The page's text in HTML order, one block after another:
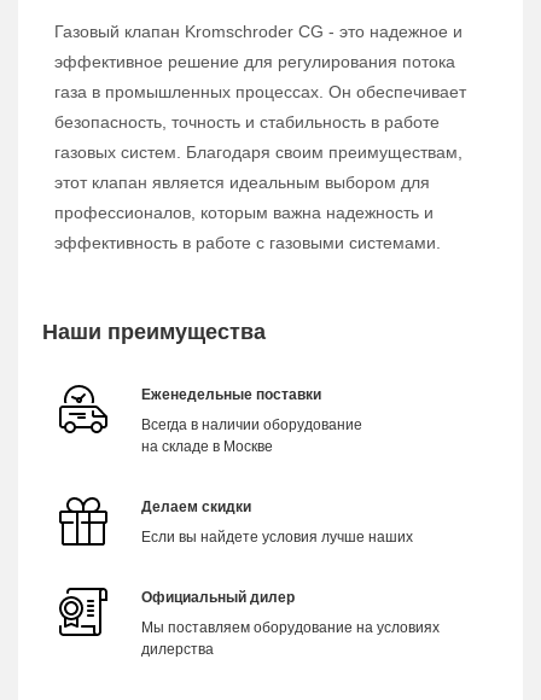
Газовый клапан Kromschroder CG - это надежное и
эффективное решение для регулирования потока
газа в промышленных процессах. Он обеспечивает
безопасность, точность и стабильность в работе
газовых систем. Благодаря своим преимуществам,
этот клапан является идеальным выбором для
профессионалов, которым важна надежность и
эффективность в работе с газовыми системами.
Наши преимущества
Еженедельные поставки
Всегда в наличии оборудование
на складе в Москве
Делаем скидки
Если вы найдете условия лучше наших
Официальный дилер
Мы поставляем оборудование на условиях
дилерства